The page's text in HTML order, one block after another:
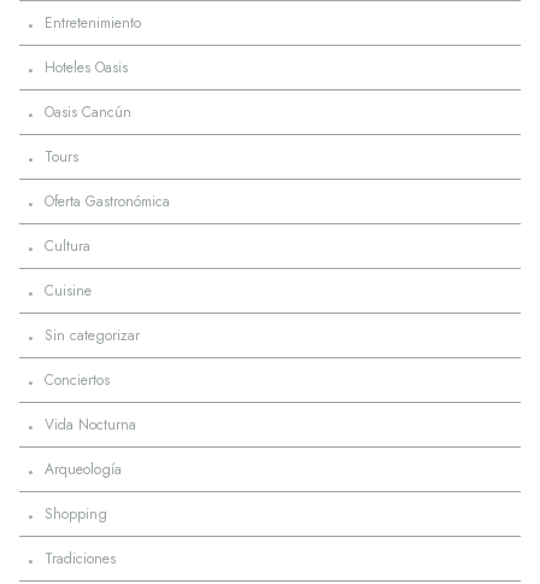
· Entretenimiento
· Hoteles Oasis
· Oasis Cancún
· Tours
· Oferta Gastronómica
· Cultura
· Cuisine
· Sin categorizar
· Conciertos
· Vida Nocturna
· Arqueología
· Shopping
· Tradiciones